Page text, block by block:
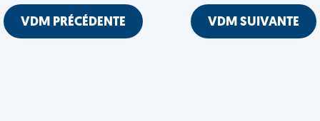
VDM PRÉCÉDENTE VDM SUIVANTE